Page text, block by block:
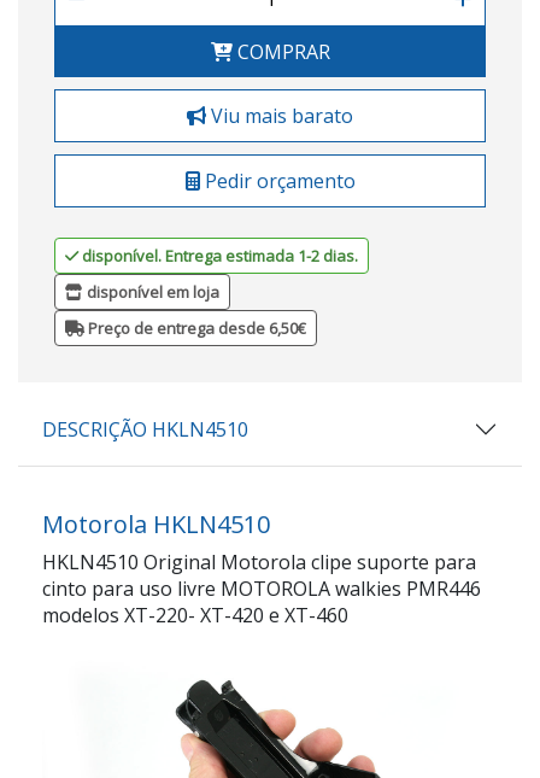
COMPRAR
Viu mais barato
Pedir orçamento
disponível. Entrega estimada 1-2 dias.
disponível em loja
Preço de entrega desde 6,50€
DESCRIÇÃO HKLN4510
Motorola HKLN4510
HKLN4510 Original Motorola clipe suporte para
cinto para uso livre MOTOROLA walkies PMR446
modelos XT-220- XT-420 e XT-460